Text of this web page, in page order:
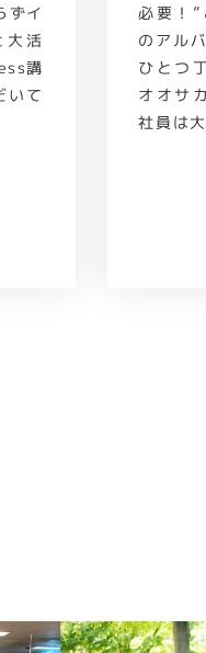
ずイ
大活
講
いて
必要！
のアル
ひとつ
オオサ
社員は